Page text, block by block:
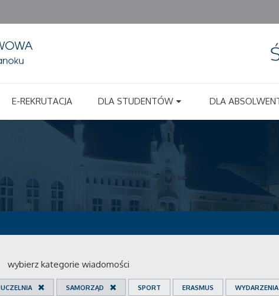
E-REKRUTACJA DLA STUDENTÓW DLA
wybierz kategorie wiadomości
UCZELNIA SAMORZĄD SPORT ERASMUS WYDARZENIA